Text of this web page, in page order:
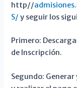
http//
S/ y seguir los
Primero:
de Inscripción.
Segundo: